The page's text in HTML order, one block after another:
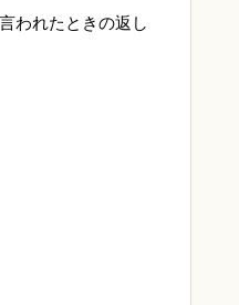
われたときの返し